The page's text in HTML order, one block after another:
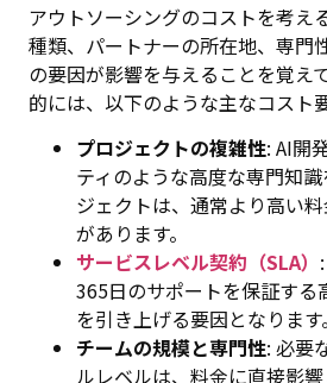
アウトソーシングのコストを考え
種類、パートナーの所在地、専門
の要因が影響を与えることを覚え
的には、以下のような主なコスト
プロジェクトの複雑性: AI開
ティのような高度な専門知
ジェクトは、通常より高い
があります。
サービスレベル契約（SLA）
365日のサポートを保証する
を引き上げる要因となります。
チームの規模と専門性: 必要
ルレベルは、料金に直接影